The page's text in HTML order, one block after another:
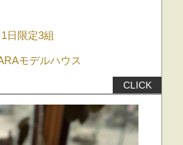
日限定3組
モデルハウス